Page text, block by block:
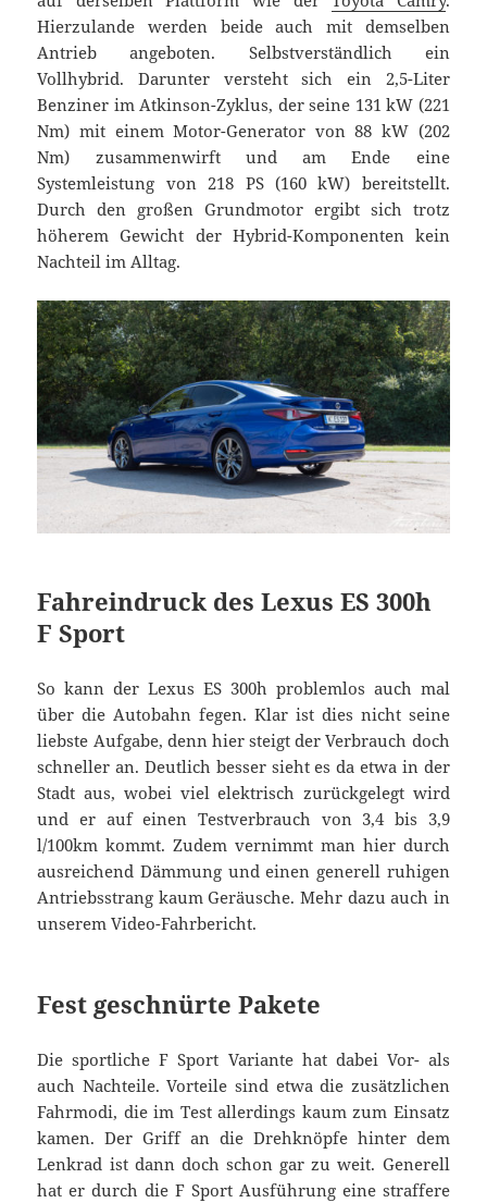
Hierzulande werden beide auch mit demselben
Antrieb angeboten. Selbstverständlich ein
Vollhybrid. Darunter versteht sich ein 2,5-Liter
Benziner im Atkinson-Zyklus, der seine 131 kW (221
Nm) mit einem Motor-Generator von 88 kW (202
Nm) zusammenwirft und am Ende eine
Systemleistung von 218 PS (160 kW) bereitstellt.
Durch den großen Grundmotor ergibt sich trotz
höherem Gewicht der Hybrid-Komponenten kein
Nachteil im Alltag.
Fahreindruck des Lexus ES 300h
F Sport
So kann der Lexus ES 300h problemlos auch mal
über die Autobahn fegen. Klar ist dies nicht seine
liebste Aufgabe, denn hier steigt der Verbrauch doch
schneller an. Deutlich besser sieht es da etwa in der
Stadt aus, wobei viel elektrisch zurückgelegt wird
und er auf einen Testverbrauch von 3,4 bis 3,9
l/100km kommt. Zudem vernimmt man hier durch
ausreichend Dämmung und einen generell ruhigen
Antriebsstrang kaum Geräusche. Mehr dazu auch in
unserem Video-Fahrbericht.
Fest geschnürte Pakete
Die sportliche F Sport Variante hat dabei Vor- als
auch Nachteile. Vorteile sind etwa die zusätzlichen
Fahrmodi, die im Test allerdings kaum zum Einsatz
kamen. Der Griff an die Drehknöpfe hinter dem
Lenkrad ist dann doch schon gar zu weit. Generell
hat er durch die F Sport Ausführung eine straffere